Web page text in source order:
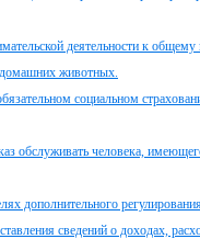
деятельности к
домашних животных.
социальном
обслуживать человека,
дополнительного
сведений о доходах,